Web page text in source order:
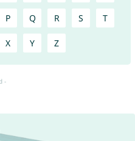
P Q R S T
X Y Z